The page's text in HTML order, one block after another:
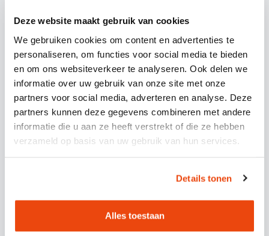
Deze website maakt gebruik van cookies
We gebruiken cookies om content en advertenties te
personaliseren, om functies voor social media te bieden
en om ons websiteverkeer te analyseren. Ook delen we
informatie over uw gebruik van onze site met onze
partners voor social media, adverteren en analyse. Deze
partners kunnen deze gegevens combineren met andere
informatie die u aan ze heeft verstrekt of die ze hebben
verzameld op basis van uw gebruik van hun services.
Details tonen
Alles toestaan
meeste vervoerders bieden flexibiliteit in het
bepalen van je opstaplocatie, zodat die voor
iedereen in je groep goed bereikbaar is.
Populaire opstapplaatsen zijn vaak centraal
gelegen parkeerterreinen, grote winkelcentra
of bekende landmarks die makkelijk te vinden
zijn en voldoende parkeergelegenheid hebben.
Denk aan locaties zoals de Ziggo Dome in
terreinen bij uitvalswegen. Je kunt ook
meerdere opstapplaatsen langs de route
bespreken als je groep verspreid woont.